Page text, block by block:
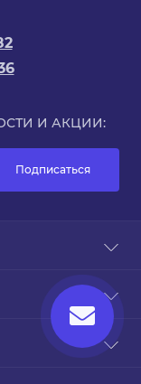
И АКЦИИ:
Подписаться